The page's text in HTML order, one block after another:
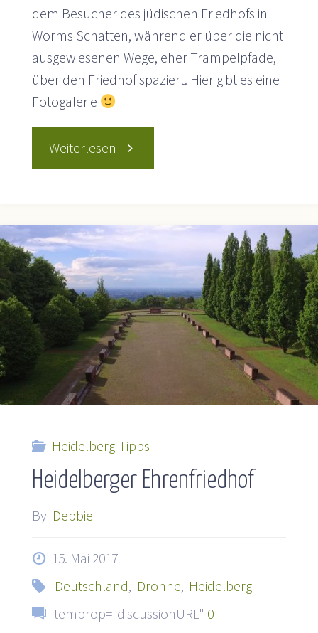
dem Besucher des jüdischen Friedhofs in
Worms Schatten, während er über die nicht
ausgewiesenen Wege, eher Trampelpfade,
über den Friedhof spaziert. Hier gibt es eine
Fotogalerie
Weiterlesen "„Heiliger
–
Der
älteste
jüdische
Europas"
Heidelberg-Tipps
Heidelberger Ehrenfriedhof
By Debbie
15. Mai 2017
Deutschland, Drohne, Heidelberg
itemprop="discussionURL" 0